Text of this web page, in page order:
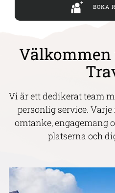
BOKA
Vi är ett dedikerat team
personlig service.
omtanke, engagemang
platserna och